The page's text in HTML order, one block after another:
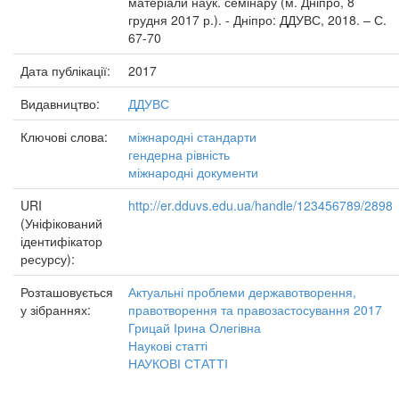
грудня 2017 р.). - Дніпро: ДДУВС, 2018. – С.
67-70
Дата публікації:
2017
Видавництво:
ДДУВС
Ключові слова:
міжнародні стандарти
гендерна рівність
міжнародні документи
URI
(Уніфікований
ідентифікатор
ресурсу):
http://er.dduvs.edu.ua/handle/123456789/2898
Розташовується
у зібраннях:
Актуальні проблеми державотворення,
правотворення та правозастосування 2017
Грицай Ірина Олегівна
Наукові статті
НАУКОВІ СТАТТІ